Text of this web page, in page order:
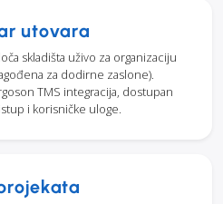
utovara
skladišta uživo za organizaciju
za dodirne zaslone).
TMS integracija, dostupan
i korisničke uloge.